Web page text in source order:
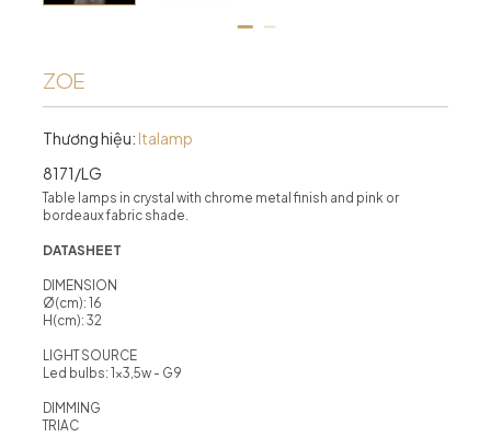
ZOE
Thương hiệu: Italamp
8171/LG
Table lamps in crystal with chrome metal finish and pink or
bordeaux fabric shade.
DATASHEET
DIMENSION
Ø(cm): 16
H(cm): 32
LIGHT SOURCE
Led bulbs: 1x3,5w - G9
DIMMING
TRIAC